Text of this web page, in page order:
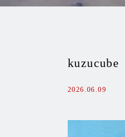
kuzucube
2026.06.09